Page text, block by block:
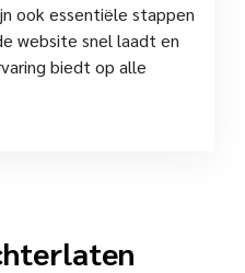
ook essentiële stappen
website snel laadt en
biedt op alle